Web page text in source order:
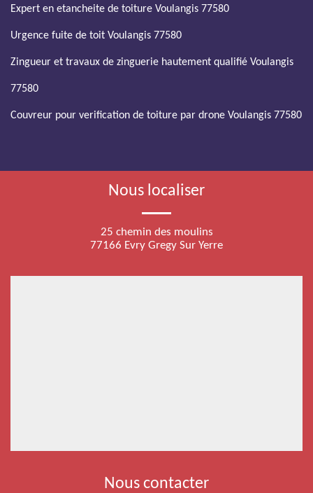
Expert en etancheite de toiture Voulangis 77580
Urgence fuite de toit Voulangis 77580
Zingueur et travaux de zinguerie hautement qualifié Voulangis
77580
Couvreur pour verification de toiture par drone Voulangis 77580
Nous localiser
25 chemin des moulins
77166 Evry Gregy Sur Yerre
Nous contacter